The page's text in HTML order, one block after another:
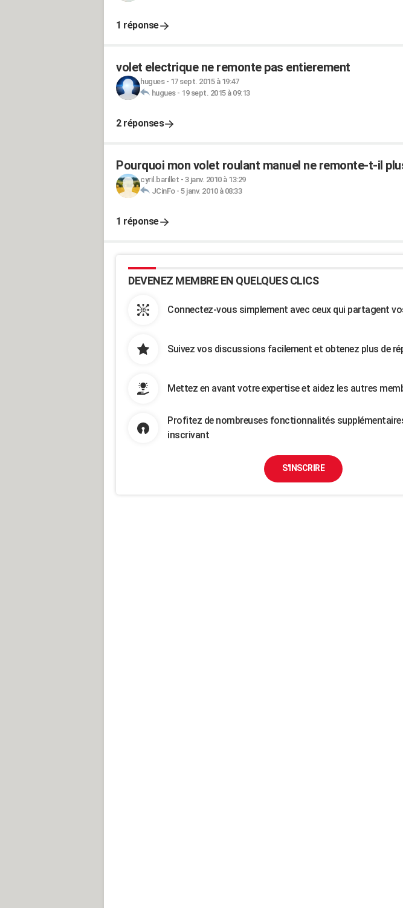
1 réponse
volet electrique ne remonte pas entierement
hugues- 17 sept. 2015 à 19:47
hugues- 19 sept. 2015 à 09:13
2 réponses
Pourquoi mon volet roulant manuel ne remonte-t-il
cyril.barillet - 3 janv. 2010 à 13:29
JCinFo- 5 janv. 2010 à 08:33
1 réponse
DEVENEZ MEMBRE EN QUELQUES CLICS
Connectez-vous simplement avec ceux qui partagent
Suivez vos discussions facilement et obtenez plus de
Mettez en avant votre expertise et aidez les autres
Profitez de nombreuses fonctionnalités
inscrivant
S'INSCRIRE